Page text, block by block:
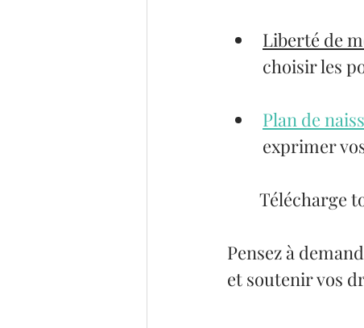
Liberté de
choisir les
Plan de
exprimer
Télécharge
Pensez à
et soutenir vos